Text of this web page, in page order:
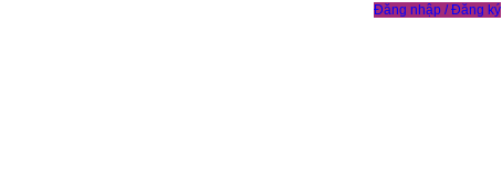
Đăng nhập / Đăng ký